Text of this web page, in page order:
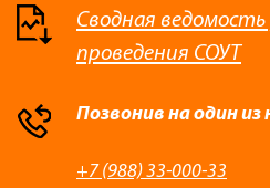
Сводная
проведения СОУТ
Позвонив на один
+7 (988) 33-000-33